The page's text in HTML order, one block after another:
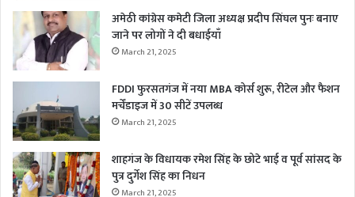
अमेठी कांग्रेस कमेटी जिला अध्यक्ष प्रदीप सिंघल पुनः बनाए
जाने पर लोगों ने दी बधाईयाँ
March 21, 2025
FDDI फुरसतगंज में नया MBA कोर्स शुरू, रीटेल और फैशन
मर्चेंडाइज में 30 सीटें उपलब्ध
March 21, 2025
शाहगंज के विधायक रमेश सिंह के छोटे भाई व पूर्व सांसद के
पुत्र दुर्गेश सिंह का निधन
March 21, 2025